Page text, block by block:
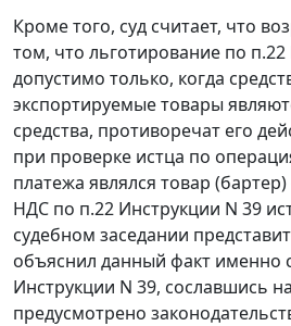
Кроме того, суд считает, что
том, что льготирование по п.22
допустимо только, когда
экспортируемые товары
средства, противоречат его
при проверке истца по
платежа являлся товар
НДС по п.22 Инструкции N 39
судебном заседании
объяснил данный факт именно
Инструкции N 39, сославшись
предусмотрено